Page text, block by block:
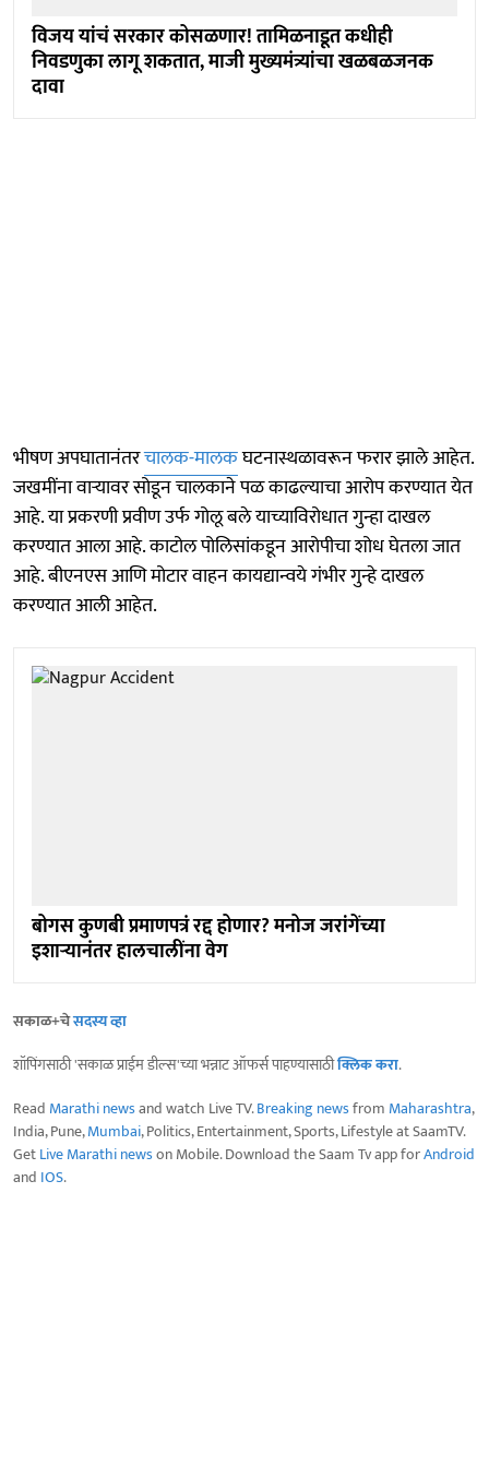
विजय यांचं सरकार कोसळणार! तामिळनाडूत कधीही
निवडणुका लागू शकतात, माजी मुख्यमंत्र्यांचा खळबळजनक
दावा
भीषण अपघातानंतरचालक-मालकघटनास्थळावरून फरार झाले आहेत.
जखमींना वाऱ्यावर सोडून चालकाने पळ काढल्याचा आरोप करण्यात येत
आहे. या प्रकरणी प्रवीण उर्फ गोलू बले याच्याविरोधात गुन्हा दाखल
करण्यात आला आहे. काटोल पोलिसांकडून आरोपीचा शोध घेतला जात
आहे. बीएनएस आणि मोटार वाहन कायद्यान्वये गंभीर गुन्हे दाखल
करण्यात आली आहेत.
बोगस कुणबी प्रमाणपत्रं रद्द होणार? मनोज जरांगेंच्या
इशाऱ्यानंतर हालचालींना वेग
सकाळ+चेसदस्य व्हा
शॉपिंगसाठी 'सकाळ प्राईम डील्स'च्या भन्नाट ऑफर्स पाहण्यासाठीक्लिक करा.
Read Marathi newsand watch Live TV.Breaking newsfrom Maharashtra,
India, Pune,Mumbai, Politics, Entertainment, Sports, Lifestyle at SaamTV.
GetLive Marathi newson Mobile. Download the Saam Tv app forAndroid
and IOS.